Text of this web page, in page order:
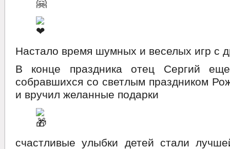
Настало время шумных и веселых игр с
В конце праздника отец Сергий
собравшихся со светлым праздником
и вручил желанные подарки
счастливые улыбки детей стали